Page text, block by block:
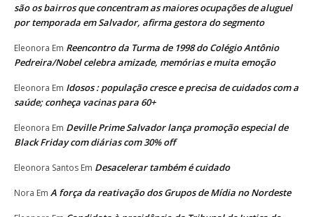
são os bairros que concentram as maiores ocupações de aluguel
por temporada em Salvador, afirma gestora do segmento
Eleonora Em Reencontro da Turma de 1998 do Colégio Antônio
Pedreira/Nobel celebra amizade, memórias e muita emoção
Eleonora Em Idosos : população cresce e precisa de cuidados com a
saúde; conheça vacinas para 60+
Eleonora Em Deville Prime Salvador lança promoção especial de
Black Friday com diárias com 30% off
Eleonora Santos Em Desacelerar também é cuidado
Nora Em A força da reativação dos Grupos de Mídia no Nordeste